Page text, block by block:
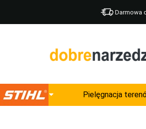
Darmowa
Pielęgnacja